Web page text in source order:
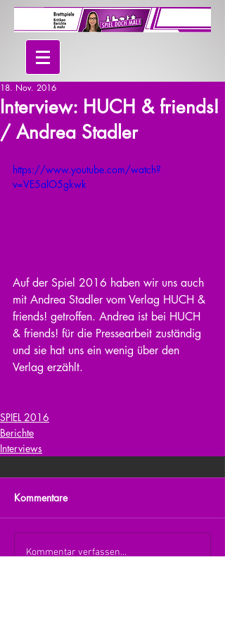
Interview: HUCH & friends!
/ Andrea Stadler
18. Nov. 2016
https://www.youtube.com/watch?
v=VE5alO5gkwk
Auf der Spiel 2016 haben wir uns auch
mit Andrea Stadler vom Verlag HUCH &
friends! getroffen. Andrea ist bei HUCH
& friends! für die Pressearbeit zuständig
und sie hat uns ein wenig über den
Verlag erzählt.
SPIEL 2016
Berichte
Interviews
Kommentare
Kommentar verfassen...